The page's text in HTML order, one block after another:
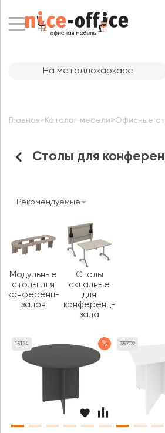
Столы для
Главная> Каталог мебели>Офисные
На металлокаркасе
Рекомендуемые
15124 % 35709
Модульные
столы для
конференц-
залов
Столы
складные
для
конференц-
зала